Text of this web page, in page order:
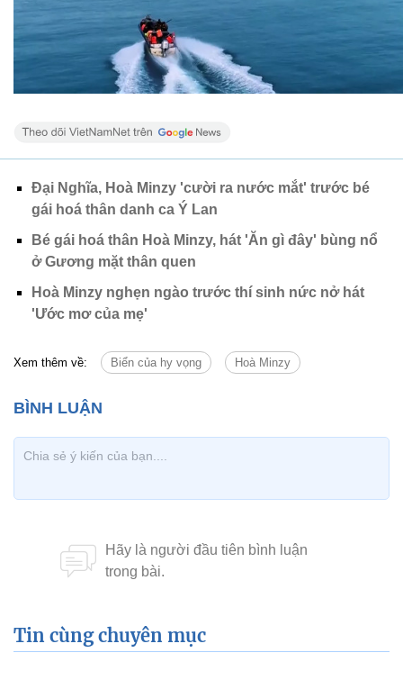
Đại Nghĩa, Hoà Minzy 'cười ra nước mắt' trước bé
gái hoá thân danh ca Ý Lan
Bé gái hoá thân Hoà Minzy, hát 'Ăn gì đây' bùng nổ
ở Gương mặt thân quen
Hoà Minzy nghẹn ngào trước thí sinh nức nở hát
'Ước mơ của mẹ'
Xem thêm về: Biển của hy vọng Hoà Minzy
Tin cùng chuyên mục